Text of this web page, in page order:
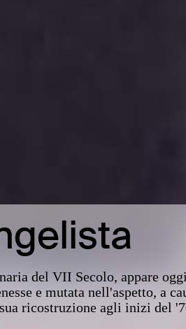
del VII Secolo, appare
e mutata nell'aspetto, a
ricostruzione agli inizi del